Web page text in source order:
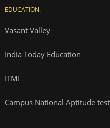
EDUCATION:
Vasant Valley
India Today Education
ITMI
Campus National Aptitude test